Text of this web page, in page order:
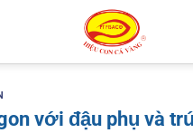
với đậu phụ và